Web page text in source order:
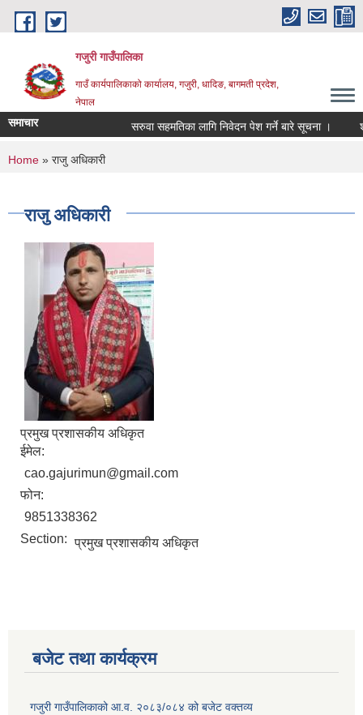
Skip to main content
गजुरी गाउँपालिका
गाउँ कार्यपालिकाको कार्यालय, गजुरी, धादिङ, बागमती प्रदेश,
नेपाल
समाचार सरुवा सहमतिका लागि निवेदन पेश गर्ने बारे सूचना ।
You are here
Home » राजु अधिकारी
राजु अधिकारी
प्रमुख प्रशासकीय अधिकृत
ईमेल:
cao.gajurimun@gmail.com
फोन:
9851338362
Section: प्रमुख प्रशासकीय अधिकृत
बजेट तथा कार्यक्रम
गजुरी गाउँपालिकाको आ.व. २०८३/०८४ को बजेट वक्तव्य